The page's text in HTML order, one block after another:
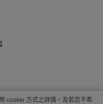
後2-5個工作天到店，3天內
運費
後2-5個工作天到店，3天內
運費
cookie 方式之詳情，及若您不希